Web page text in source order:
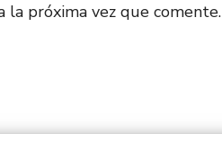
la próxima vez que comente.